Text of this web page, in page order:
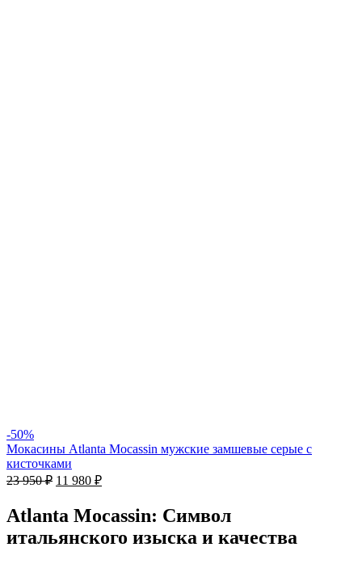
-50%
Мокасины Atlanta Mocassin мужские замшевые серые c
кисточками
23 950₽ 11 980 ₽
Atlanta Mocassin: Символ
итальянского изыска и качества